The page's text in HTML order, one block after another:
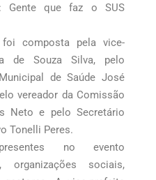
Gente que faz o SUS
composta pela vice-
de Souza Silva, pelo
de Saúde José
vereador da Comissão
Neto e pelo Secretário
Tonelli Peres.
no evento
organizações sociais,